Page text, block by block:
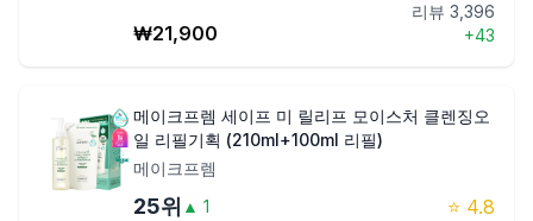
₩21,900
리뷰 3,396
+43
메이크프렘 세이프 미 릴리프 모이스처 클렌징오
일 리필기획 (210ml+100ml 리필)
메이크프렘
25위 ▲ 1 ⭐ 4.8